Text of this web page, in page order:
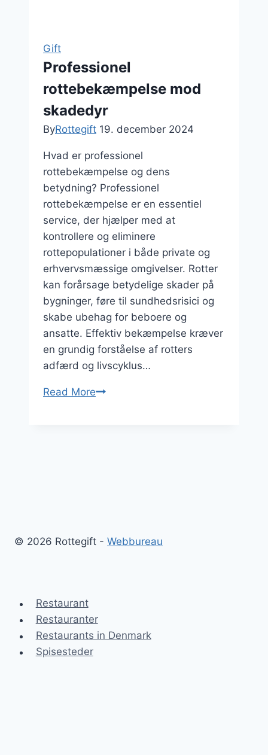
Gift
Professionel
rottebekæmpelse mod
skadedyr
ByRottegift 19. december 2024
Hvad er professionel
rottebekæmpelse og dens
betydning? Professionel
rottebekæmpelse er en essentiel
service, der hjælper med at
kontrollere og eliminere
rottepopulationer i både private og
erhvervsmæssige omgivelser. Rotter
kan forårsage betydelige skader på
bygninger, føre til sundhedsrisici og
skabe ubehag for beboere og
ansatte. Effektiv bekæmpelse kræver
en grundig forståelse af rotters
adfærd og livscyklus…
Read MoreProfessionel
© 2026 Rottegift - Webbureau
Restaurant
Restauranter
Restaurants in Denmark
Spisesteder